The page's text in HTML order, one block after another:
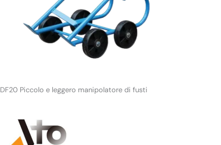
DF20 Piccolo e leggero manipolatore di fusti